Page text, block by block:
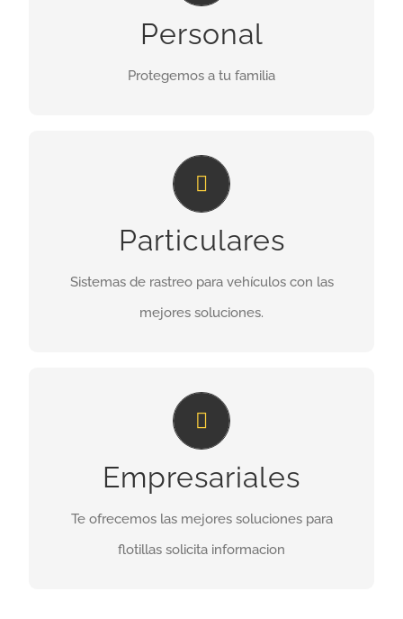
Personal
Protegemos a tu familia
Discreto, funcional y con la mejor tecnologia
INFORMES
Particulares
Sistemas de rastreo para vehículos con las
mejores soluciones.
Cuida tu automóvil o motocicleta
Efectividad y tecnología, que protegen tu
patrimonio y te dan tranquilidad
INFORMES
Empresariales
Te ofrecemos las mejores soluciones para
flotillas solicita informacion
Solución efectiva para cada
industria
Te daremos la mejor solución a un fabuloso
precio contáctanos
INFORMES